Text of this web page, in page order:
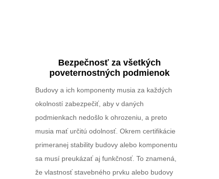
Bezpečnosť za všetkých
poveternostných podmienok
Budovy a ich komponenty musia za každých
okolností zabezpečiť, aby v daných
podmienkach nedošlo k ohrozeniu, a preto
musia mať určitú odolnosť. Okrem certifikácie
primeranej stability budovy alebo komponentu
sa musí preukázať aj funkčnosť. To znamená,
že vlastnosť stavebného prvku alebo budovy